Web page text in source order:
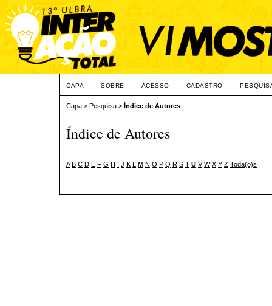
CAPA SOBRE ACESSO CADASTRO
Capa > Pesquisa > Índice de Autores
Índice de Autores
A B C D E F G H I J K L M N O P Q R S T U V W X Y Z Toda(o)s